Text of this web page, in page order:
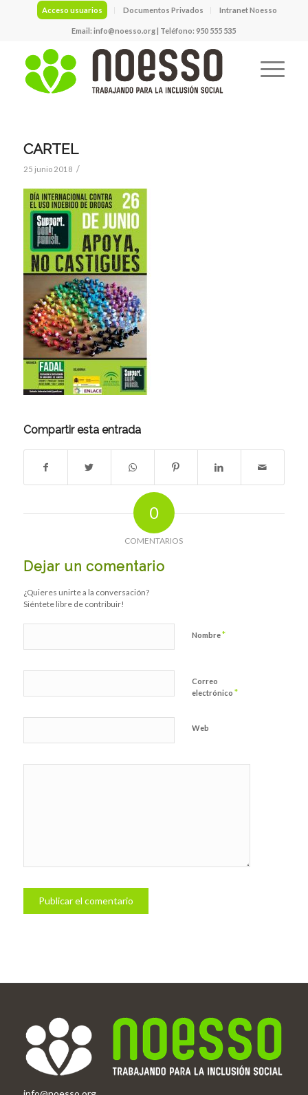
Acceso usuarios Documentos Privados Intranet Noesso
Email:info@noesso.org| Teléfono: 950 555 535
CARTEL
25 junio 2018 /
Compartir esta entrada
0
COMENTARIOS
Dejar un comentario
¿Quieres unirte a la conversación?
Siéntete libre de contribuir!
Nombre*
Correo
electrónico *
Web